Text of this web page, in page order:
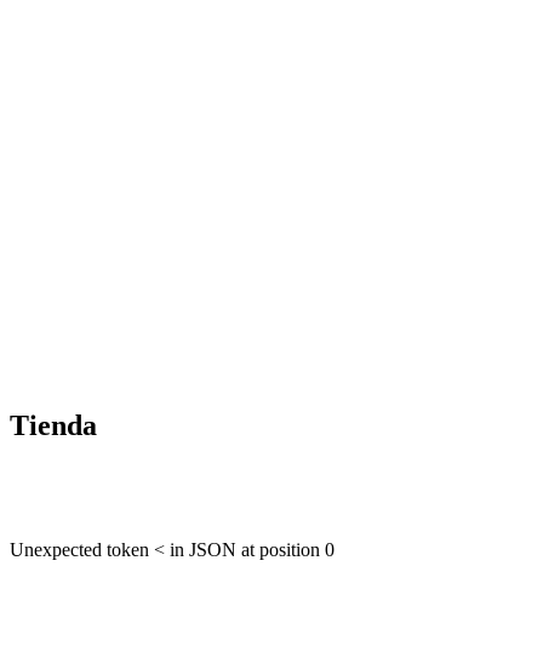
Tienda
Unexpected token < in JSON at position 0